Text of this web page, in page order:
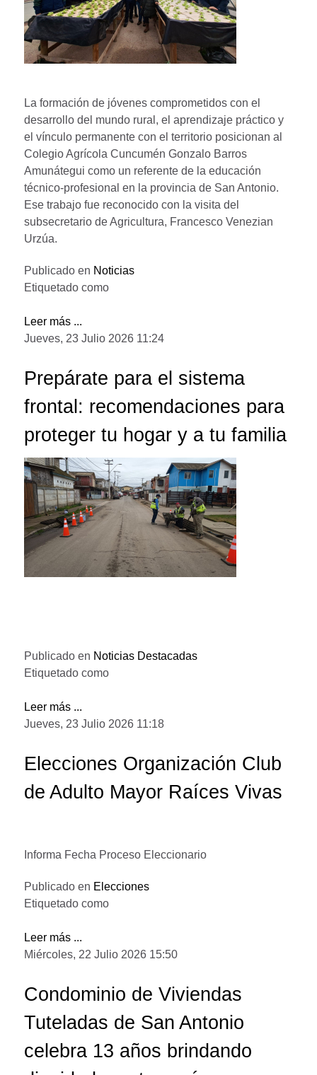
La formación de jóvenes comprometidos con el
desarrollo del mundo rural, el aprendizaje práctico y
el vínculo permanente con el territorio posicionan al
Colegio Agrícola Cuncumén Gonzalo Barros
Amunátegui como un referente de la educación
técnico-profesional en la provincia de San Antonio.
Ese trabajo fue reconocido con la visita del
subsecretario de Agricultura, Francesco Venezian
Urzúa.
Publicado en Noticias
Etiquetado como
Leer más ...
Jueves, 23 Julio 2026 11:24
Prepárate para el sistema
frontal: recomendaciones para
proteger tu hogar y a tu familia
Publicado en Noticias Destacadas
Etiquetado como
Leer más ...
Jueves, 23 Julio 2026 11:18
Elecciones Organización Club
de Adulto Mayor Raíces Vivas
Informa Fecha Proceso Eleccionario
Publicado en Elecciones
Etiquetado como
Leer más ...
Miércoles, 22 Julio 2026 15:50
Condominio de Viviendas
Tuteladas de San Antonio
celebra 13 años brindando